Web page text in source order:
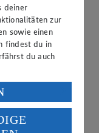
für diese Woche
deiner
zur
sowie einen
findest du in
du auch
Daten in den
du im Sinne